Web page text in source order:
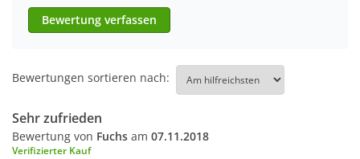
Bewertung verfassen
Bewertungen sortieren nach:
Sehr zufrieden
Bewertung von Fuchs am 07.11.2018
Verifizierter Kauf